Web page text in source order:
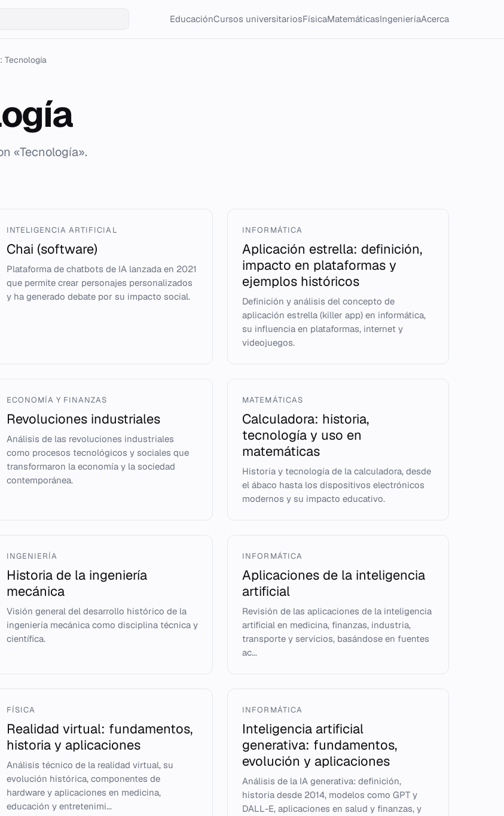
EducaciónCursos universitariosFísicaMatemáticasIngenieríaAcerca
Tecnología
«Tecnología».
INTELIGENCIA ARTIFICIAL
Chai (software)
Plataforma de chatbots de IA lanzada en 2021
que permite crear personajes personalizados
y ha generado debate por su impacto social.
INFORMÁTICA
Aplicación estrella: definición,
impacto en plataformas y
ejemplos históricos
Definición y análisis del concepto de
aplicación estrella (killer app) en informática,
su influencia en plataformas, internet y
videojuegos.
ECONOMÍA Y FINANZAS
Revoluciones industriales
Análisis de las revoluciones industriales
como procesos tecnológicos y sociales que
transformaron la economía y la sociedad
contemporánea.
MATEMÁTICAS
Calculadora: historia,
tecnología y uso en
matemáticas
Historia y tecnología de la calculadora, desde
el ábaco hasta los dispositivos electrónicos
modernos y su impacto educativo.
INGENIERÍA
Historia de la ingeniería
mecánica
Visión general del desarrollo histórico de la
ingeniería mecánica como disciplina técnica y
científica.
INFORMÁTICA
Aplicaciones de la inteligencia
artificial
Revisión de las aplicaciones de la inteligencia
artificial en medicina, finanzas, industria,
transporte y servicios, basándose en fuentes
ac...
FÍSICA
Realidad virtual: fundamentos,
historia y aplicaciones
Análisis técnico de la realidad virtual, su
evolución histórica, componentes de
hardware y aplicaciones en medicina,
educación y entretenimi...
INFORMÁTICA
Inteligencia artificial
generativa: fundamentos,
evolución y aplicaciones
Análisis de la IA generativa: definición,
historia desde 2014, modelos como GPT y
DALL-E, aplicaciones en salud y finanzas, y